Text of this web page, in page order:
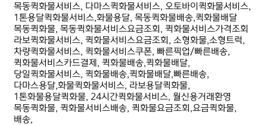
목동퀵화물서비스, 다마스퀵화물서비스, 오토바이퀵화물서비스,
1톤용달퀵화물서비스,화물용달, 목동퀵화물배송,퀵화물배달
목동퀵화물, 목동퀵화물서비스요금조회, 퀵화물서비스가격조회
라보퀵화물서비스, 퀵화물서비스요금조회, 소형화물,소형트럭,
차량퀵화물서비스, 퀵화물서비스쿠폰, 빠른픽업/빠른배송,
퀵화물서비스카드결제, 퀵화물배송,퀵화물배달,
당일퀵화물서비스, 퀵화물배송,퀵화물배달,빠른배송,
다마스용달,화물퀵화물서비스, 라보용달퀵화물,
1톤화물용달퀵화물, 24시간퀵화물서비스, 월신용거래환영
목동퀵화물, 퀵화물서비스배송, 퀵화물요금조회,요금퀵화물,
배송,